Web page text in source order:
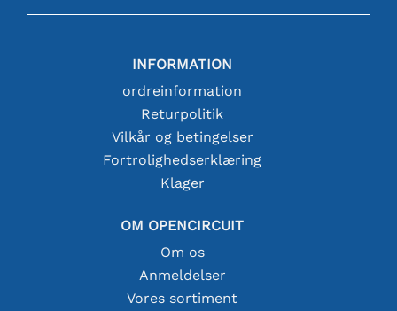
INFORMATION
ordreinformation
Returpolitik
Vilkår og betingelser
Fortrolighedserklæring
Klager
OM OPENCIRCUIT
Om os
Anmeldelser
Vores sortiment